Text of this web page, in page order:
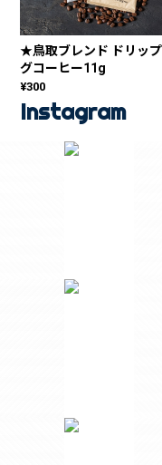
★鳥取ブレンド ドリッ
グコーヒー11g
¥300
Instagram